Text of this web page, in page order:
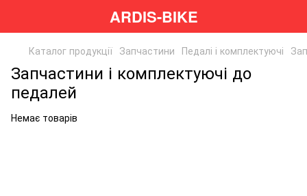
ARDIS-BIKE
Каталог продукції Запчастини Педалі і комплектуючі
Запчастини і комплектуючі до
педалей
Немає товарів